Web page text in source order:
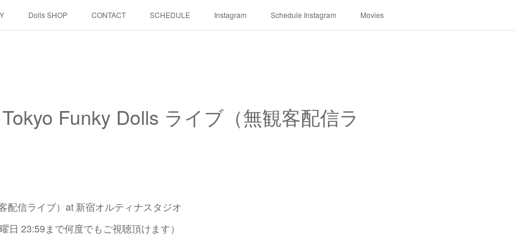
Dolls SHOP CONTACT SCHEDULE Instagram Schedule Instagram Movies
Funky Dolls ライブ（無観客配信ラ
配信ライブ）at 新宿オルティナスタジオ
日 23:59まで何度でもご視聴頂けます）